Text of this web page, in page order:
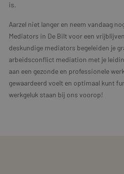
is.
Aarzel niet langer en neem vandaag
Mediators in De Bilt voor een
deskundige mediators begeleiden je
arbeidsconflict mediation met je
aan een gezonde en professionele
gewaardeerd voelt en optimaal kunt
werkgeluk staan bij ons voorop!